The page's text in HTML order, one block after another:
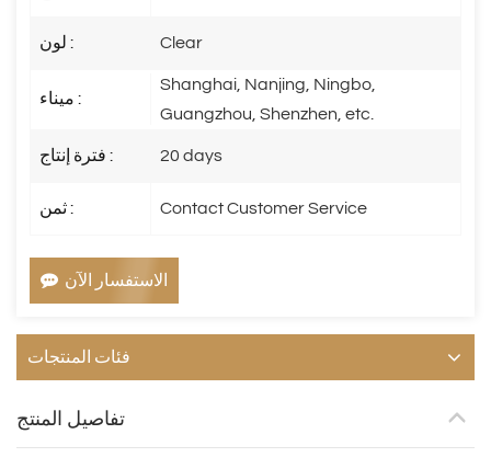
لون : Clear
ميناء :
Shanghai, Nanjing, Ningbo,
Guangzhou, Shenzhen, etc.
فترة إنتاج : 20 days
ثمن : Contact Customer Service
الاستفسار الآن
فئات المنتجات
تفاصيل المنتج